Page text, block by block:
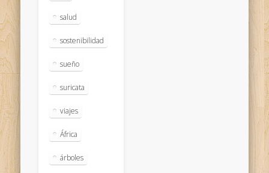
salud
sostenibilidad
sueño
suricata
viajes
África
árboles